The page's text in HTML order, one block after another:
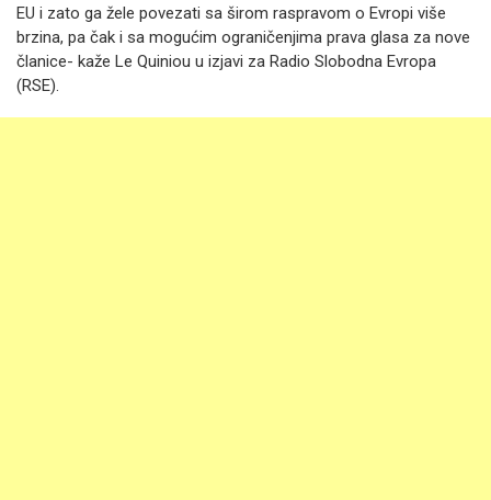
EU i zato ga žele povezati sa širom raspravom o Evropi više
brzina, pa čak i sa mogućim ograničenjima prava glasa za nove
članice- kaže Le Quiniou u izjavi za Radio Slobodna Evropa
(RSE).